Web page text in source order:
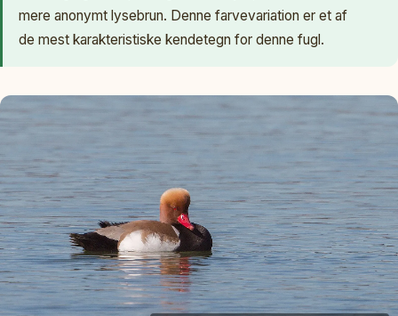
mere anonymt lysebrun. Denne farvevariation er et af
de mest karakteristiske kendetegn for denne fugl.